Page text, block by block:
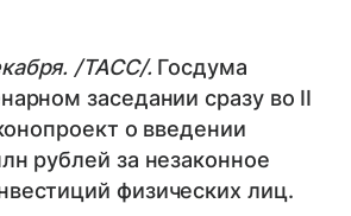
/ТАСС/. Госдума
заседании сразу во II
о введении
рублей за незаконное
физических лиц.